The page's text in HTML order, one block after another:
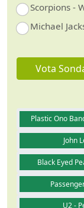
Scorpions -
Michael
Vota
Plastic Ono
John
Black Eyed
U2 -